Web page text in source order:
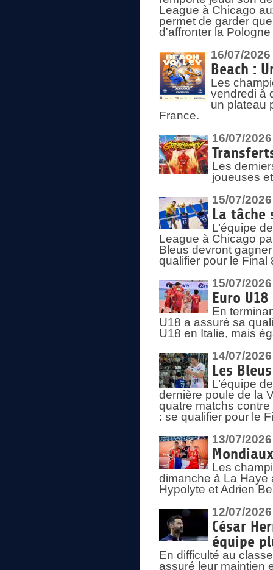
League à Chicago
permet de garder
d'affronter la
16/07/2026
Beach :
Les
vendredi à
un plateau
France.
16/07/2026
Les
joueuses
15/07/2026
La tâche
L’équipe
League à Chicago
Bleus devront
qualifier pour le Final
15/07/2026
Euro
En
U18 a assuré sa
U18 en Italie, mais
14/07/2026
Les
L’équipe
dernière poule de la
quatre matchs
: se qualifier pour le
13/07/2026
Les
dimanche à La Haye
Hypolyte et Adrien
12/07/2026
César
équipe
En difficulté au
assuré leur maintien